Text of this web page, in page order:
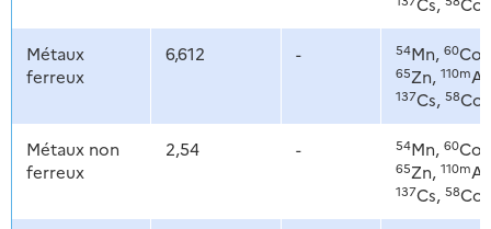
Métaux
ferreux
6,612 - 54Mn, 60Co,
65Zn, 110m
137Cs, 58Co
Métaux non
ferreux
2,54 - 54Mn, 60Co,
65Zn, 110m
137Cs, 58Co